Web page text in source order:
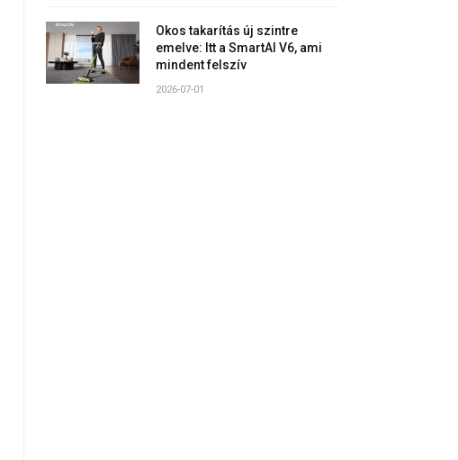
Okos takarítás új szintre
emelve: Itt a SmartAI V6, ami
mindent felszív
2026-07-01